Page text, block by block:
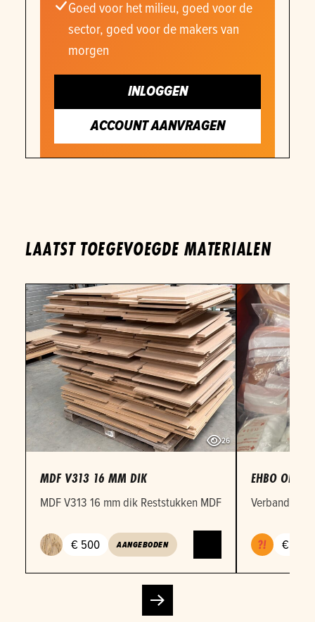
Goed voor het milieu, goed voor de
sector, goed voor de makers van
morgen
INLOGGEN
ACCOUNT AANVRAGEN
LAATST TOEGEVOEGDE MATERIALEN
26
MDF V313 16 MM DIK
MDF V313 16 mm dik Reststukken MDF 16mm in
€ 500 AANGEBODEN
EHBO
€ 1